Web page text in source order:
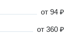
от 94 ₽
от 360 ₽